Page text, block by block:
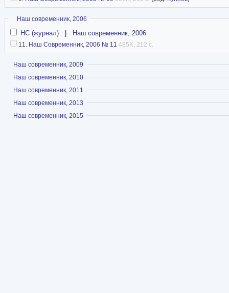
Скрыть
Наш современник, 2006
НС (журнал) Наш современник, 2006
11. Наш Современник, 2006 № 11 485K, 212 с.
Показать
Наш современник, 2009
Показать
Наш современник, 2010
Показать
Наш современник, 2011
Показать
Наш современник, 2013
Показать
Наш современник, 2015